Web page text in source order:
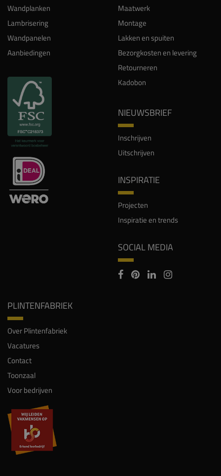
Wandplanken
Lambrisering
Wandpanelen
Aanbiedingen
Maatwerk
Montage
Lakken en spuiten
Bezorgkosten en levering
Retourneren
Kadobon
NIEUWSBRIEF
Inschrijven
Uitschrijven
INSPIRATIE
Projecten
Inspiratie en trends
SOCIAL MEDIA
PLINTENFABRIEK
Over Plintenfabriek
Vacatures
Contact
Toonzaal
Voor bedrijven